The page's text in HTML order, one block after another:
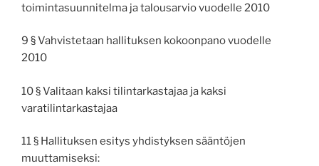
toimintasuunnitelma ja talousarvio vuodelle 2010
9 § Vahvistetaan hallituksen kokoonpano vuodelle
2010
10 § Valitaan kaksi tilintarkastajaa ja kaksi
varatilintarkastajaa
11 § Hallituksen esitys yhdistyksen sääntöjen
muuttamiseksi: